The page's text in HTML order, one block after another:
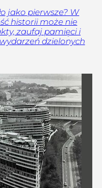
jako pierwsze? W
historii może nie
zaufaj pamięci i
dzielonych